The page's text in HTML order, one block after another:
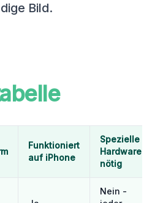
Bild.
Funktioniert
auf iPhone
Spezielle
Hardware
nötig
Nein -